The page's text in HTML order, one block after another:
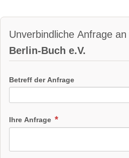
Unverbindliche Anfrage an
Berlin-Buch e.V.
Betreff der Anfrage
Ihre Anfrage